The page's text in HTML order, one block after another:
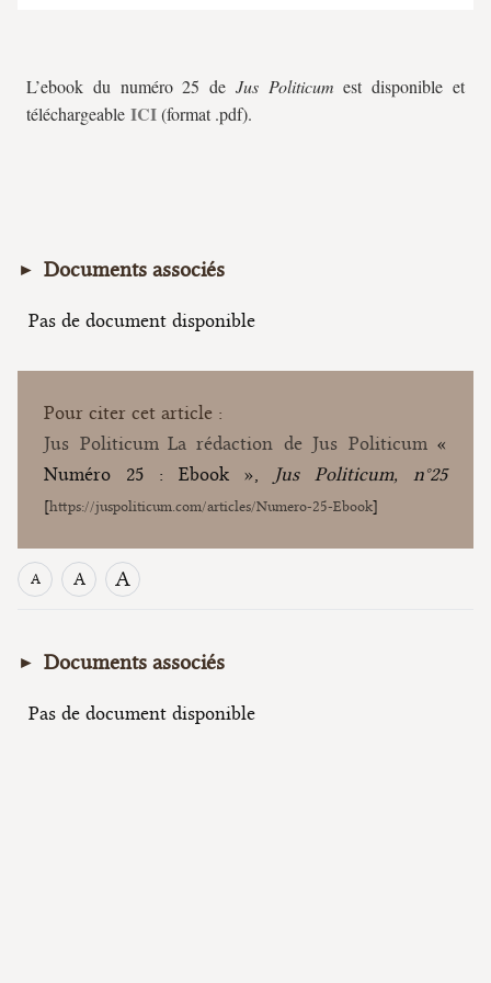
A A A
Documents associés
Pas de document disponible
L’ebook du numéro 25 de Jus Politicumest disponible et
téléchargeable ICI(format .pdf).
Documents associés
Pas de document disponible
Pour citer cet article :
Jus Politicum La rédaction de Jus Politicum «
Numéro 25 : Ebook », Jus Politicum, n°25
[https://juspoliticum.com/articles/Numero-25-Ebook]